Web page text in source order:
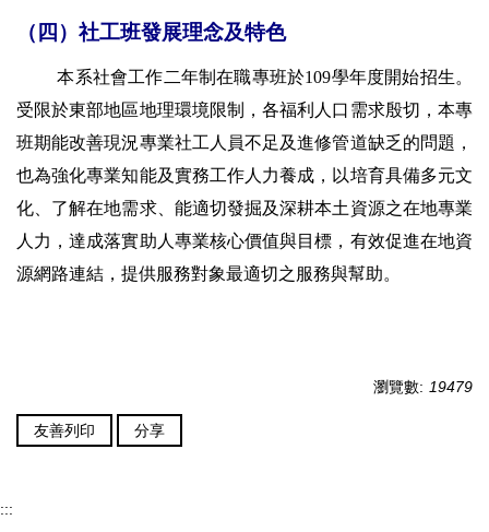
（四）社工班發展理念及特色
本系社會工作二年制在職專班於109學年度開始招生。
受限於東部地區地理環境限制，各福利人口需求殷切，本專
班期能改善現況專業社工人員不足及進修管道缺乏的問題，
也為強化專業知能及實務工作人力養成，以培育具備多元文
化、了解在地需求、能適切發掘及深耕本土資源之在地專業
人力，達成落實助人專業核心價值與目標，有效促進在地資
源網路連結，提供服務對象最適切之服務與幫助。
瀏覽數: 19479
友善列印 分享
:::